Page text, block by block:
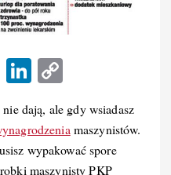
R
d
di
Li
k
e
p
y
dają, ale gdy wsiadasz
maszynistów.
wypakować spore
maszynisty PKP